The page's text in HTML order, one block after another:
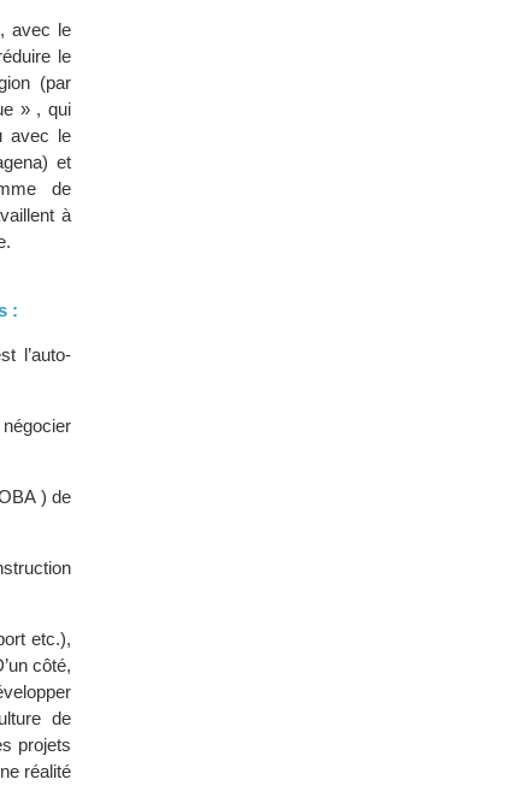
avec le
le
(par
» , qui
avec le
et
de
à
:
l’auto-
) de
etc.),
côté,
de
projets
réalité